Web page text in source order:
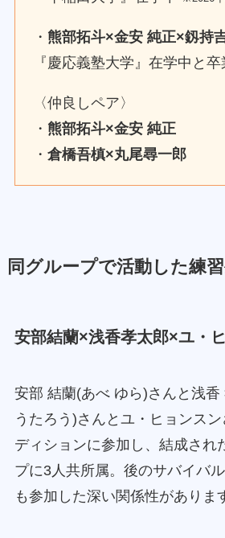
・ 熊部拓斗×金安 純正×釼持
『慶応義塾大学』在学中と卒
〈仲良しペア〉
・ 熊部拓斗×金安 純正
・倉橋吾槙×丸尾尋一郎
同グループで活動した練
安部結蘭×浅香孝太郎×ユ・
安部 結蘭(あべ ゆら)さんと浅香
うたろう)さんとユ・ヒョンス
ディションに参加し、結成され
プに3人共所属。後のサバイバ
も参加した深い関係性がありま